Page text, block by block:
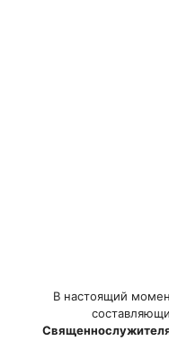
В настоящий